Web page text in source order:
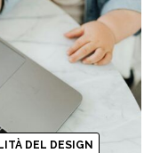
DEL DESIGN